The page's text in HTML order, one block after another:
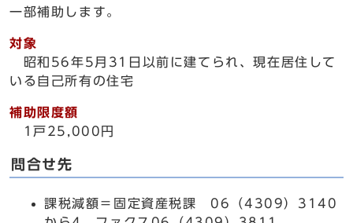
一部補助します。
対象
昭和56年5月31日以前に建てられ、現在居住して
いる自己所有の住宅
補助限度額
1戸25,000円
問合せ先
課税減額＝固定資産税課 06（4309）3140